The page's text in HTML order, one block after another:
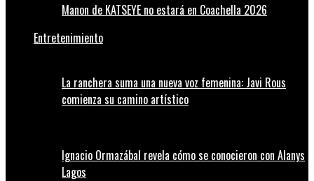
Manon de KATSEYE no estará en Coachella 2026
Entretenimiento
La ranchera suma una nueva voz femenina: Javi Rous
comienza su camino artístico
Ignacio Ormazábal revela cómo se conocieron con Alanys
Lagos